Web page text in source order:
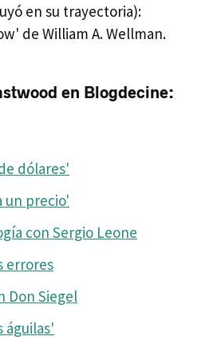
en su trayectoria):
de William A. Wellman.
en Blogdecine:
dólares'
un precio'
con Sergio Leone
errores
Don Siegel
águilas'